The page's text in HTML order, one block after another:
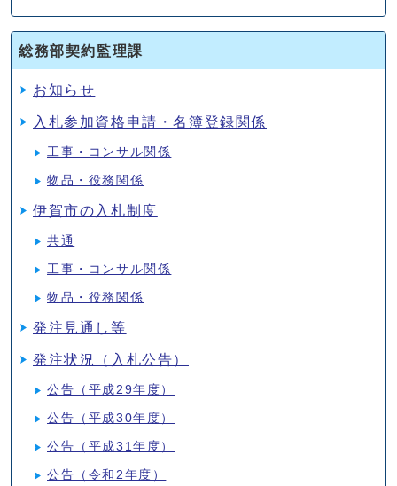
総務部契約監理課
お知らせ
入札参加資格申請・名簿登録関係
工事・コンサル関係
物品・役務関係
伊賀市の入札制度
共通
工事・コンサル関係
物品・役務関係
発注見通し等
発注状況（入札公告）
公告（平成29年度）
公告（平成30年度）
公告（平成31年度）
公告（令和2年度）